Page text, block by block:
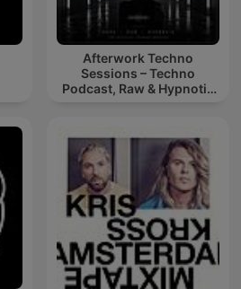
Afterwork Techno
Sessions – Techno
Podcast, Raw & Hypnotic